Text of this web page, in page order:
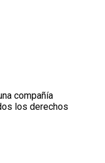
compañía
los derechos